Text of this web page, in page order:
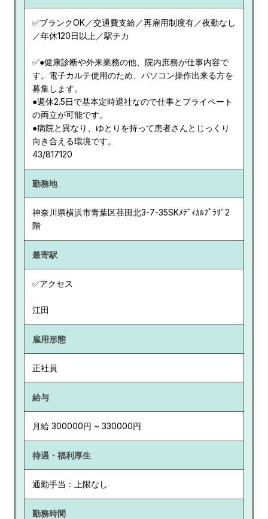
✅ブランクOK／交通費支給／再雇用制度有／夜勤なし
／年休120日以上／駅チカ
✅●健康診断や外来業務の他、院内庶務が仕事内容で
す。電子カルテ使用のため、パソコン操作出来る方を
募集します。
●週休2.5日で基本定時退社なので仕事とプライペート
の両立が可能です。
●病院と異なり、ゆとりを持って患者さんとじっくり
向き合える環境です。
43/817120
勤務地
神奈川県横浜市青葉区荏田北3-7-35SKﾒﾃﾞｨｶﾙﾌﾟﾗｻﾞ2
階
最寄駅
✅アクセス
江田
雇用形態
正社員
給与
月給 300000円 ~ 330000円
待遇・福利厚生
通勤手当：上限なし
勤務時間